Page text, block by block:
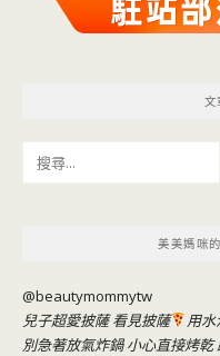
文
美美媽咪
@beautymommytw
兒子超愛披薩 看見披薩
用水
別急著放氣炸鍋 小心直接烤